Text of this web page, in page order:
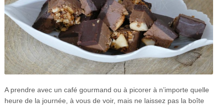
A prendre avec un café gourmand ou à picorer à n’importe quelle
heure de la journée, à vous de voir, mais ne laissez pas la boîte